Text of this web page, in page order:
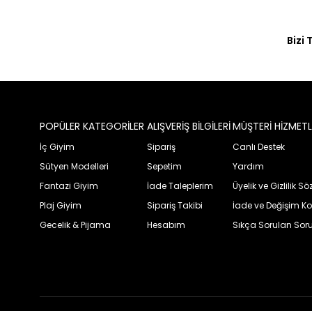
Bizi
POPÜLER KATEGORİLER
İç Giyim
Sütyen Modelleri
Fantazi Giyim
Plaj Giyim
Gecelik & Pijama
ALIŞVERİŞ BİLGİLERİ
Sipariş
Sepetim
İade Taleplerim
Sipariş Takibi
Hesabım
MÜŞTERİ
Canlı Destek
Yardım
Üyelik ve Gizlilik
İade ve Değişim
Sıkça Sorulan